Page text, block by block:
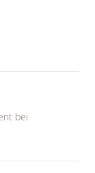
bei